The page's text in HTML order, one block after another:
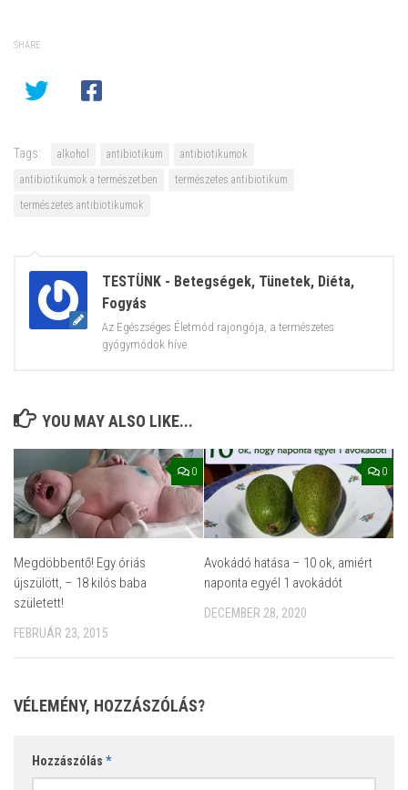
SHARE
Tags: alkohol antibiotikum
antibiotikumok
antibiotikumok a természetben
természetes antibiotikum
természetes antibiotikumok
TESTÜNK - Betegségek, Tünetek, Diéta,
Fogyás
Az Egészséges Életmód rajongója, a természetes
gyógymódok híve
YOU MAY ALSO LIKE...
0
Megdöbbentő! Egy óriás
újszülött, – 18 kilós baba
született!
FEBRUÁR 23, 2015
0
Avokádó hatása – 10 ok, amiért
naponta egyél 1 avokádót
DECEMBER 28, 2020
VÉLEMÉNY, HOZZÁSZÓLÁS?
Hozzászólás *